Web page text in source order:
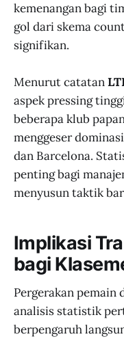
kemenangan bagi
gol dari skema
signifikan.
Menurut catatan
aspek pressing
beberapa klub
menggeser
dan Barcelona.
penting bagi
menyusun taktik
Implikasi
bagi
Pergerakan pemain
analisis statistik
berpengaruh